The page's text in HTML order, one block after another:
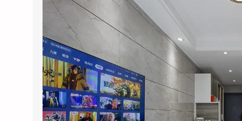
2026年6月，杭州黄龙饭店管理集团干了一件
让同行看不懂的事：他们把旗下”黄龙旅行家”
…